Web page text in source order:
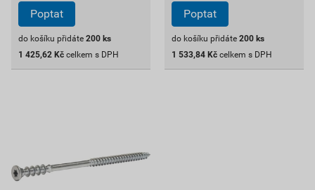
Poptat
do košíku přidáte 200 ks
1 425,62 Kč celkem s DPH
Poptat
do košíku přidáte 200 ks
1 533,84 Kč celkem s DPH